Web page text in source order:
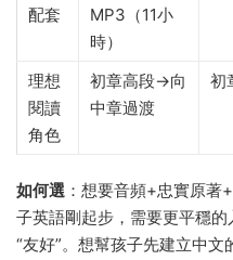
配套
MP3（11小
時）
理想
閱讀
角色
初章高段→向
中章過渡
初
如何選 ：想要音頻+忠實原
子英語剛起步，需要更平穩
“友好”。想幫孩子先建立中